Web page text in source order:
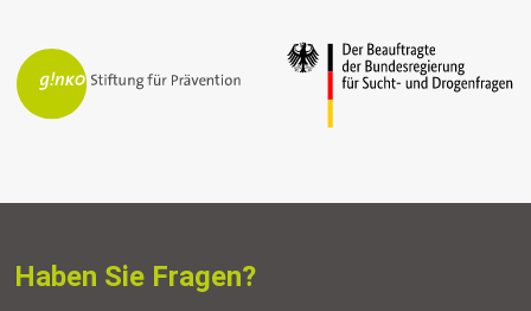
Haben Sie Fragen?